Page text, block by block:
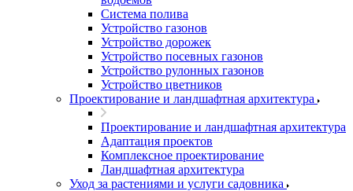
Система полива
Устройство газонов
Устройство дорожек
Устройство посевных газонов
Устройство рулонных газонов
Устройство цветников
Проектирование и ландшафтная архитектура
Проектирование и ландшафтная архитектура
Адаптация проектов
Комплексное проектирование
Ландшафтная архитектура
Уход за растениями и услуги садовника